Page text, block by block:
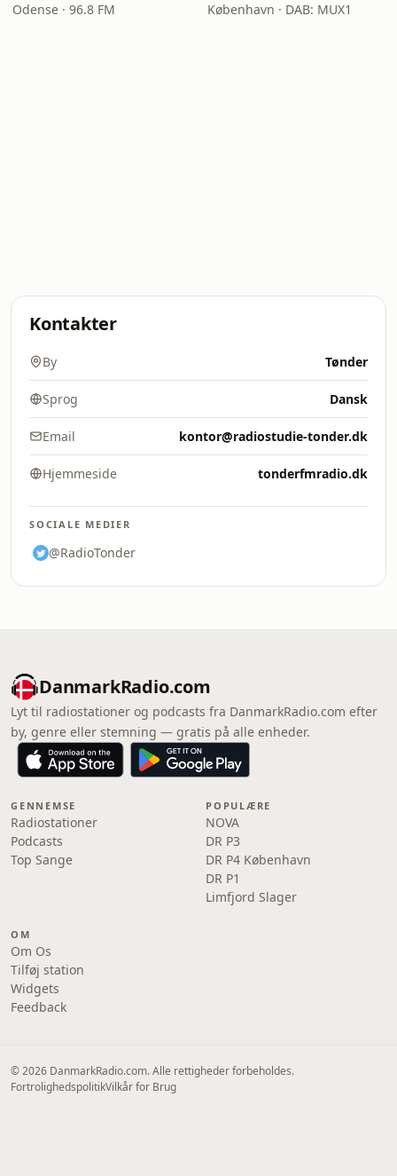
Odense · 96.8 FM København · DAB: MUX1
Kontakter
By Tønder
Sprog Dansk
Email kontor@radiostudie-tonder.dk
Hjemmeside tonderfmradio.dk
SOCIALE MEDIER
@RadioTonder
DanmarkRadio.com
Lyt til radiostationer og podcasts fra DanmarkRadio.com efter
by, genre eller stemning — gratis på alle enheder.
GENNEMSE
Radiostationer
Podcasts
Top Sange
POPULÆRE
NOVA
DR P3
DR P4 København
DR P1
Limfjord Slager
OM
Om Os
Tilføj station
Widgets
Feedback
© 2026 DanmarkRadio.com. Alle rettigheder forbeholdes.
FortrolighedspolitikVilkår for Brug